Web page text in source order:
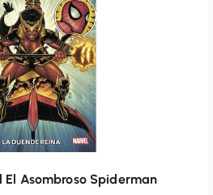
El Asombroso Spiderman